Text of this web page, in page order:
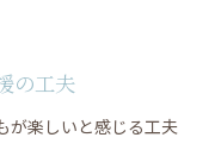
の工夫
が楽しいと感じる工夫